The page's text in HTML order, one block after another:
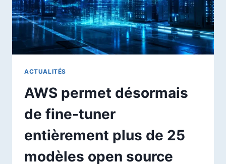
LES
AUTRES
AGENTS
IA
ACTUALITÉS
AWS permet désormais
de fine-tuner
entièrement plus de 25
modèles open source